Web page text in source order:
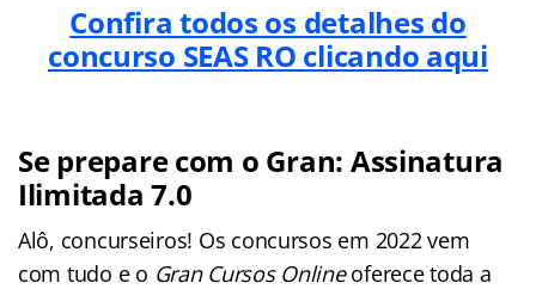
Confira todos os detalhes do
concurso SEAS RO clicando aqui
Se prepare com o Gran: Assinatura
Ilimitada 7.0
Alô, concurseiros! Os concursos em 2022 vem
com tudo e o Gran Cursos Onlineoferece toda a